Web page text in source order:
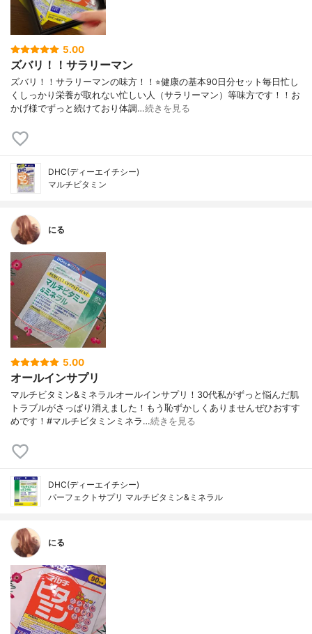
5.00
ズバリ！！サラリーマン
ズバリ！！サラリーマンの味方！！⭐︎健康の基本90日分セット毎日忙し
くしっかり栄養が取れない忙しい人（サラリーマン）等味方です！！お
かげ様でずっと続けており体調…続きを見る
DHC(ディーエイチシー)
マルチビタミン
にる
5.00
オールインサプリ
マルチビタミン&ミネラルオールインサプリ！30代私がずっと悩んだ肌
トラブルがさっぱり消えました！もう恥ずかしくありませんぜひおすす
めです！#マルチビタミンミネラ…続きを見る
DHC(ディーエイチシー)
パーフェクトサプリ マルチビタミン&ミネラル
にる